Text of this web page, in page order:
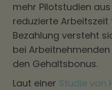
mehr Pilotstudien
reduzierte
Bezahlung versteht
bei
den Gehaltsbonus.
Laut einer Studie von